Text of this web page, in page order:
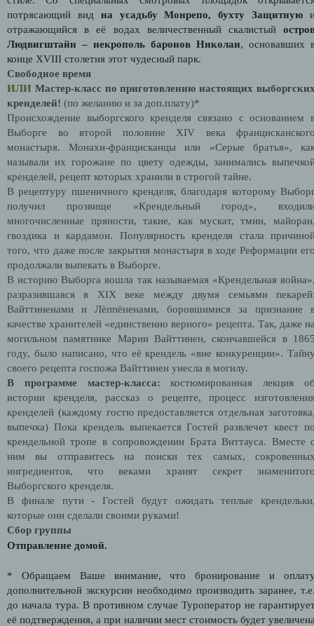
потрясающий вид на усадьбу Монрепо, бухту Защитную
отражающийся в её водах величественный скалистый
Людвигштайн – некрополь баронов Николаи, основавших
конце XVIII столетия этот чудесный парк.
Свободное время
ИЛИ Мастер-класс по приготовлению настоящих
кренделей! (по желанию и за доп.плату)*
Происхождение выборгского кренделя связано с основанием
Выборге во второй половине XIV века
монастыря. Монахи-францисканцы или «Серые братья»,
называли их горожане по цвету одежды, занимались
кренделей, рецепт которых хранили в строгой тайне.
В рецептуру пшеничного кренделя, благодаря которому
получил прозвище «Крендельный город»,
многочисленные пряности, такие, как мускат, тмин,
гвоздика и кардамон. Популярность кренделя стала
того, что даже после закрытия монастыря в ходе Реформации
продолжали выпекать в Выборге.
В историю Выборга вошла так называемая «Крендельная
разразившаяся в XIX веке между двумя семьями
Вайттиненами и Лёппёненами, боровшимися за признание
качестве хранителей «единственно верного» рецепта. Так, даже
могильном памятнике Марии Вайттинен, скончавшейся в
году, было написано, что её крендель «вне конкуренции».
своего рецепта госпожа Вайттинен унесла в могилу.
В программе мастер-класса:
костюмированная лекция
истории кренделя, рассказ о рецепте, процесс
кренделей (каждому гостю предоставляется отдельная
выпечка) Пока крендель выпекается Гостей развлечет квест
крендельной тропе в сопровождении Брата Виттауса. Вместе
ним вы отправитесь на поиски тех самых,
ингредиентов, что веками хранят секрет
Выборгского кренделя.
В финале пути - Гостей будут ожидать теплые
которые они сделали своими руками!
Сбор группы
Отправление домой.
* Обращаем Ваше внимание, что бронирование и
дополнительной экскурсии необходимо производить заранее,
до начала тура. В противном случае Туроператор не
её подтверждения, а при наличии мест стоимость будет